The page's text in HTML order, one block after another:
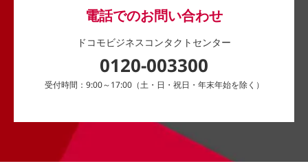
電話でのお問い合わせ
ドコモビジネスコンタクトセンター
0120-003300
受付時間：9:00～17:00（土・日・祝日・年末年始を除く）